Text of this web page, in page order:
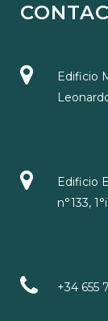
Edificio
Edificio
n°133,
+34 655